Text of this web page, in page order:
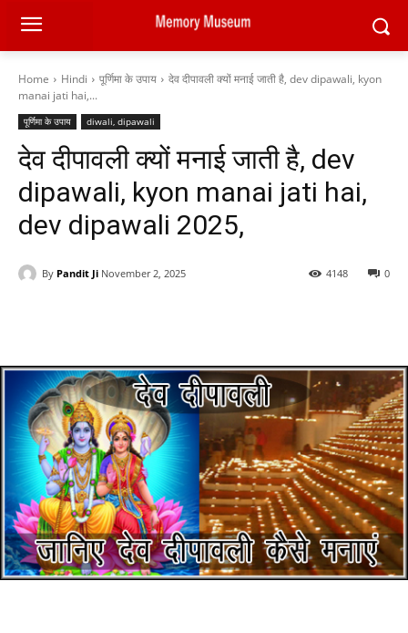
Home Hindi पूर्णिमा के उपाय
देव दीपावली क्यों मनाई जाती है, dev dipawali, kyon
manai jati hai,...
पूर्णिमा के उपाय diwali, dipawali
देव दीपावली क्यों मनाई जाती है, dev
dipawali, kyon manai jati hai,
dev dipawali 2025,
By Pandit Ji November 2, 2025 0
4148